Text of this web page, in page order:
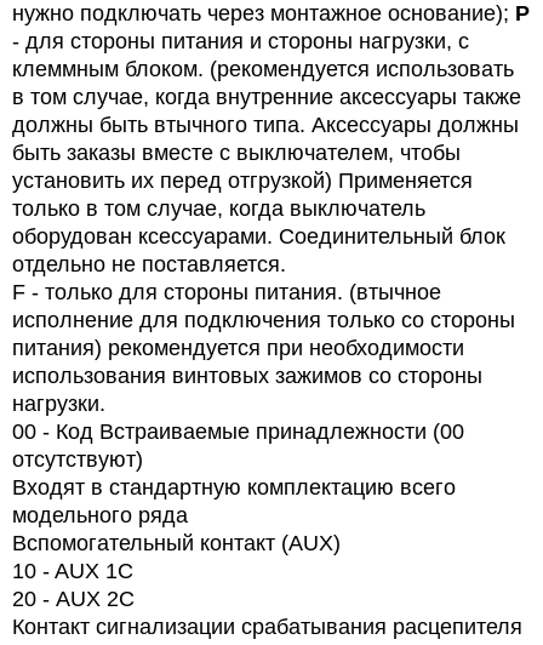
нужно подключать через монтажное основание); P
- для стороны питания и стороны нагрузки, с
клеммным блоком. (рекомендуется использовать
в том случае, когда внутренние аксессуары также
должны быть втычного типа. Аксессуары должны
быть заказы вместе с выключателем, чтобы
установить их перед отгрузкой) Применяется
только в том случае, когда выключатель
оборудован ксессуарами. Соединительный блок
отдельно не поставляется.
F - только для стороны питания. (втычное
исполнение для подключения только со стороны
питания) рекомендуется при необходимости
использования винтовых зажимов со стороны
нагрузки.
00 - Код Встраиваемые принадлежности (00
отсутствуют)
Входят в стандартную комплектацию всего
модельного ряда
Вспомогательный контакт (AUX)
10 - AUX 1C
20 - AUX 2C
Контакт сигнализации срабатывания расцепителя